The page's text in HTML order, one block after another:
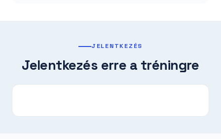
JELENTKEZÉS
Jelentkezés erre a tréningre